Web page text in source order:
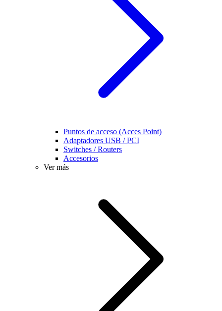
Puntos de acceso (Acces Point)
Adaptadores USB / PCI
Switches / Routers
Accesorios
Ver más